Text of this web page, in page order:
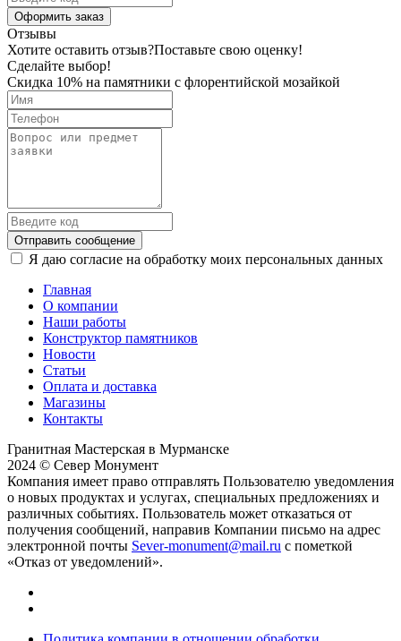
Оформить заказ
Отзывы
Хотите оставить отзыв?Поставьте свою оценку!
Сделайте выбор!
Скидка 10% на памятники с флорентийской мозайкой
Отправить сообщение
Я даю согласие на обработку моих персональных данных
Главная
О компании
Наши работы
Конструктор памятников
Новости
Статьи
Оплата и доставка
Магазины
Контакты
Гранитная Мастерская в Мурманске
2024 © Север Монумент
Компания имеет право отправлять Пользователю уведомления
о новых продуктах и услугах, специальных предложениях и
различных событиях. Пользователь может отказаться от
получения сообщений, направив Компании письмо на адрес
электронной почты Sever-monument@mail.ru с пометкой
«Отказ от уведомлений».